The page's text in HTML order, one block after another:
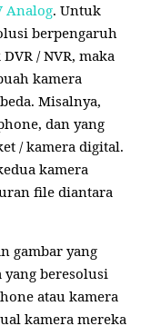
Analog. Untuk
berpengaruh
/ NVR, maka
kamera
Misalnya,
dan yang
/ kamera digital.
kamera
file diantara
gambar yang
beresolusi
atau kamera
kamera mereka